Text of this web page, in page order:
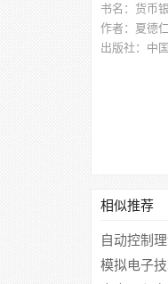
书名：货币
作者：夏德
出版社：中
相似推荐
自动控制
模拟电子